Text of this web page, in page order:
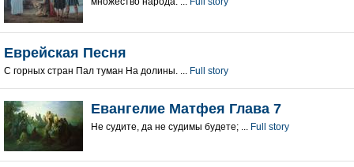
Еврейская Песня
С горных стран Пал туман На долины. ... Full story
Евангелие Матфея Глава 7
Не судите, да не судимы будете; ... Full story